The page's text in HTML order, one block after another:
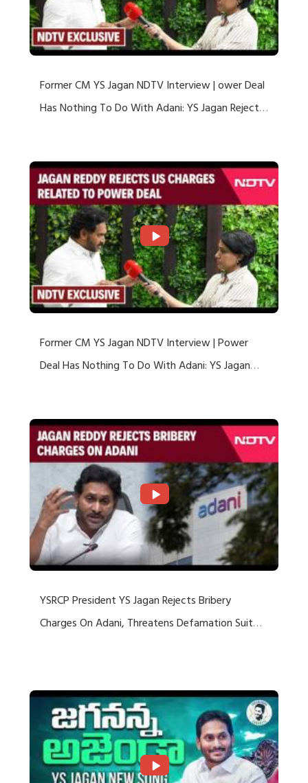
Former CM YS Jagan NDTV Interview | ower Deal
Has Nothing To Do With Adani: YS Jagan Rejects
Former CM YS Jagan NDTV Interview | Power
Deal Has Nothing To Do With Adani: YS Jagan
YSRCP President YS Jagan Rejects Bribery
Charges On Adani, Threatens Defamation Suit